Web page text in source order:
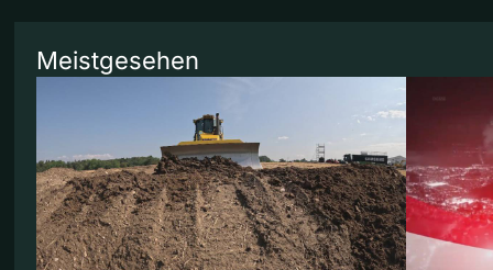
Meistgesehen